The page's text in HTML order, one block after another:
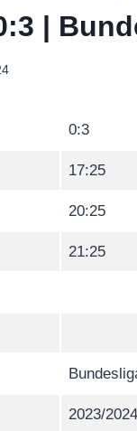
|
0:3
17:25
20:25
21:25
2023/2024